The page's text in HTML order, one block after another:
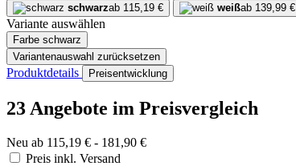
schwarzab 115,19 € weißab 139,99 €
Variante auswählen
Farbe schwarz
Variantenauswahl zurücksetzen
Produktdetails Preisentwicklung
23 Angebote im Preisvergleich
Neu ab 115,19 € - 181,90 €
Preis inkl. Versand